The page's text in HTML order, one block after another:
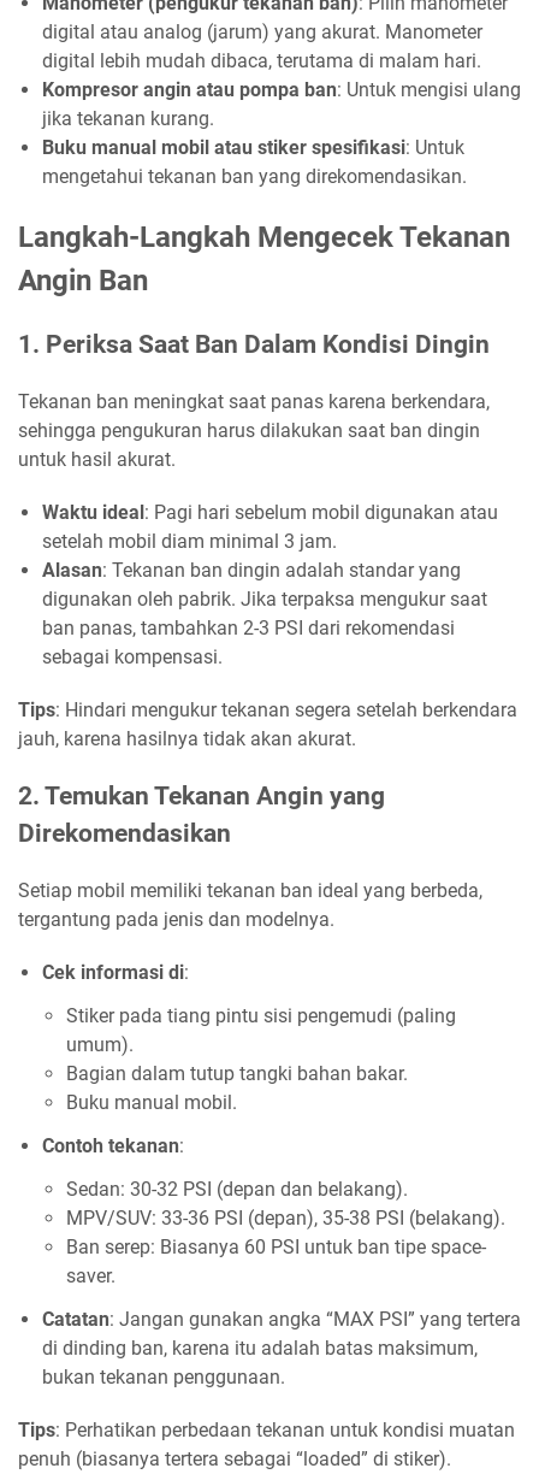
digital atau analog (jarum) yang akurat. Manometer
digital lebih mudah dibaca, terutama di malam hari.
Kompresor angin atau pompa ban: Untuk mengisi ulang
jika tekanan kurang.
Buku manual mobil atau stiker spesifikasi: Untuk
mengetahui tekanan ban yang direkomendasikan.
Langkah-Langkah Mengecek Tekanan
Angin Ban
1. Periksa Saat Ban Dalam Kondisi Dingin
Tekanan ban meningkat saat panas karena berkendara,
sehingga pengukuran harus dilakukan saat ban dingin
untuk hasil akurat.
Waktu ideal: Pagi hari sebelum mobil digunakan atau
setelah mobil diam minimal 3 jam.
Alasan: Tekanan ban dingin adalah standar yang
digunakan oleh pabrik. Jika terpaksa mengukur saat
ban panas, tambahkan 2-3 PSI dari rekomendasi
sebagai kompensasi.
Tips: Hindari mengukur tekanan segera setelah berkendara
jauh, karena hasilnya tidak akan akurat.
2. Temukan Tekanan Angin yang
Direkomendasikan
Setiap mobil memiliki tekanan ban ideal yang berbeda,
tergantung pada jenis dan modelnya.
Cek informasi di:
Stiker pada tiang pintu sisi pengemudi (paling
umum).
Bagian dalam tutup tangki bahan bakar.
Buku manual mobil.
Contoh tekanan:
Sedan: 30-32 PSI (depan dan belakang).
MPV/SUV: 33-36 PSI (depan), 35-38 PSI (belakang).
Ban serep: Biasanya 60 PSI untuk ban tipe space-
saver.
Catatan: Jangan gunakan angka “MAX PSI” yang tertera
di dinding ban, karena itu adalah batas maksimum,
bukan tekanan penggunaan.
Tips: Perhatikan perbedaan tekanan untuk kondisi muatan
penuh (biasanya tertera sebagai “loaded” di stiker).